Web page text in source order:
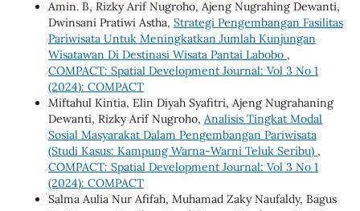
Amin. B, Rizky Arif Nugroho, Ajeng Nugrahing Dewanti,
Dwinsani Pratiwi Astha, Strategi Pengembangan Fasilitas
Pariwisata Untuk Meningkatkan Jumlah Kunjungan
Wisatawan Di Destinasi Wisata Pantai Labobo ,
COMPACT: Spatial Development Journal: Vol 3 No 1
(2024): COMPACT
Miftahul Kintia, Elin Diyah Syafitri, Ajeng Nugrahaning
Dewanti, Rizky Arif Nugroho, Analisis Tingkat Modal
Sosial Masyarakat Dalam Pengembangan Pariwisata
(Studi Kasus: Kampung Warna-Warni Teluk Seribu) ,
COMPACT: Spatial Development Journal: Vol 3 No 1
(2024): COMPACT
Salma Aulia Nur Afifah, Muhamad Zaky Naufaldy, Bagus